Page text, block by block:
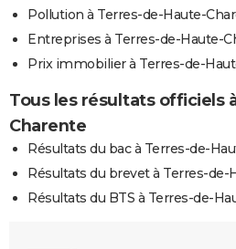
Pollution à Terres-de-Haute-
Entreprises à Terres-de-Haute-
Prix immobilier à Terres-de-
Tous les résultats officiels
Charente
Résultats du bac à Terres-de-
Résultats du brevet à Terres-de-
Résultats du BTS à Terres-de-